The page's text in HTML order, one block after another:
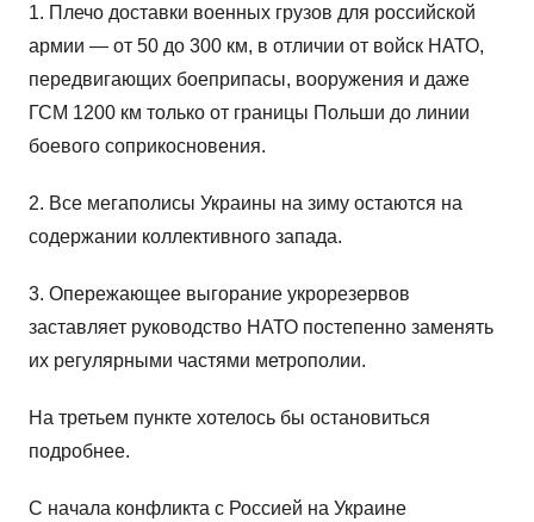
1. Плечо доставки военных грузов для российской
армии — от 50 до 300 км, в отличии от войск НАТО,
передвигающих боеприпасы, вооружения и даже
ГСМ 1200 км только от границы Польши до линии
боевого соприкосновения.
2. Все мегаполисы Украины на зиму остаются на
содержании коллективного запада.
3. Опережающее выгорание укрорезервов
заставляет руководство НАТО постепенно заменять
их регулярными частями метрополии.
На третьем пункте хотелось бы остановиться
подробнее.
С начала конфликта с Россией на Украине